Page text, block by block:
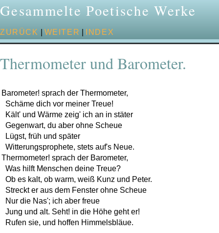
Gesammelte Poetische Werke
ZURÜCK WEITER INDEX
Thermometer und Barometer.
Barometer! sprach der Thermometer,
  Schäme dich vor meiner Treue!
  Kält' und Wärme zeig' ich an in stäter
  Gegenwart, du aber ohne Scheue
  Lügst, früh und später
  Witterungsprophete, stets auf's Neue.
Thermometer! sprach der Barometer,
  Was hilft Menschen deine Treue?
  Ob es kalt, ob warm, weiß Kunz und Peter.
  Streckt er aus dem Fenster ohne Scheue
  Nur die Nas'; ich aber freue
  Jung und alt. Seht! in die Höhe geht er!